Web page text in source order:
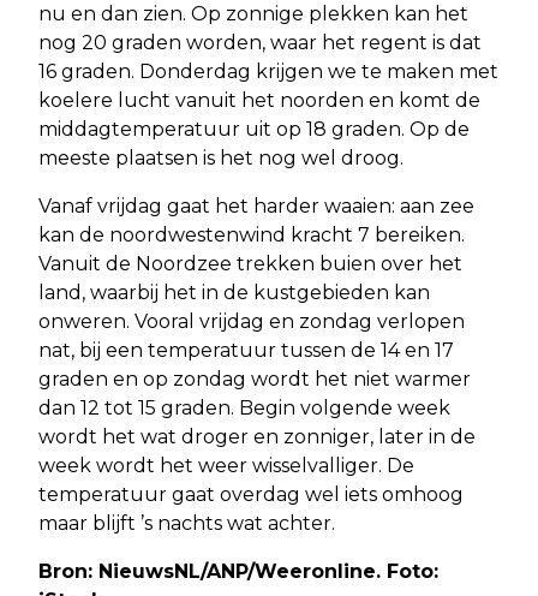
nu en dan zien. Op zonnige plekken kan het
nog 20 graden worden, waar het regent is dat
16 graden. Donderdag krijgen we te maken met
koelere lucht vanuit het noorden en komt de
middagtemperatuur uit op 18 graden. Op de
meeste plaatsen is het nog wel droog.
Vanaf vrijdag gaat het harder waaien: aan zee
kan de noordwestenwind kracht 7 bereiken.
Vanuit de Noordzee trekken buien over het
land, waarbij het in de kustgebieden kan
onweren. Vooral vrijdag en zondag verlopen
nat, bij een temperatuur tussen de 14 en 17
graden en op zondag wordt het niet warmer
dan 12 tot 15 graden. Begin volgende week
wordt het wat droger en zonniger, later in de
week wordt het weer wisselvalliger. De
temperatuur gaat overdag wel iets omhoog
maar blijft ’s nachts wat achter.
Bron: NieuwsNL/ANP/Weeronline. Foto: